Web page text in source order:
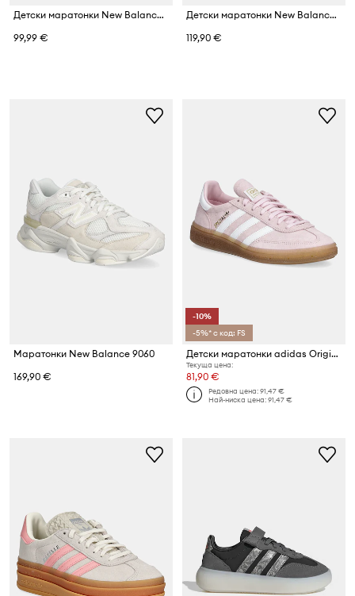
Детски маратонки New Balance 9060
99,99 €
Детски маратонки New Balance 9060
119,90 €
Маратонки New Balance 9060
169,90 €
-10%
-5%* с код: FS
Детски маратонки adidas Originals HANDBALL SPEZIAL
Текуща цена:
81,90 €
Редовна цена:91,47 €
Най-ниска цена:91,47 €